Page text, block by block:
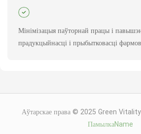
Мінімізацыя паўторнай працы і
прадукцыйнасці і прыбытковасці
Аўтарскае права © 2025 Green
ПамылкаName